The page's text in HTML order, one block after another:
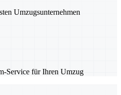
Umzugsunternehmen
Service für Ihren Umzug